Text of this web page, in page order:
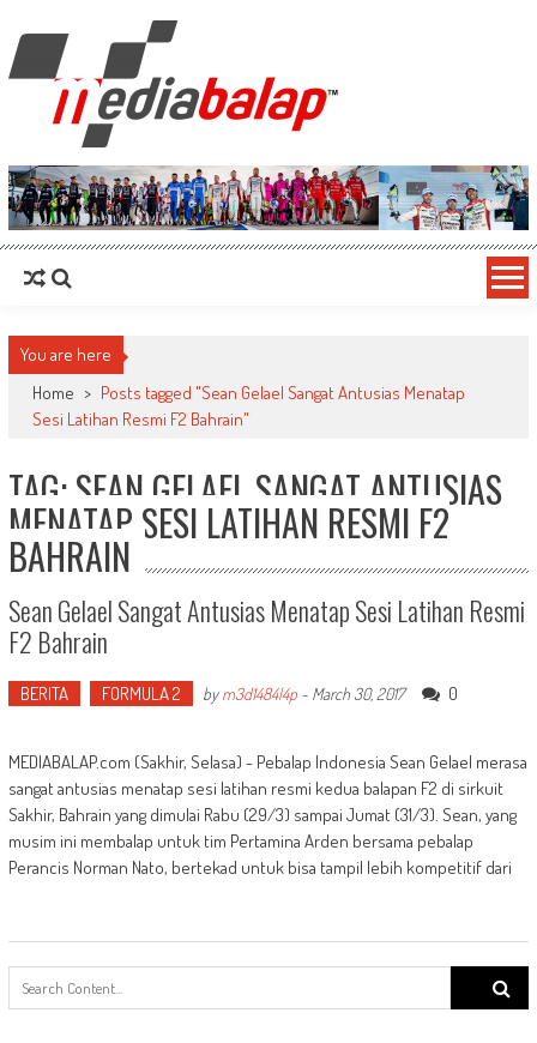
MediaBalap.com | Informasi Balap
Terupdate
Seputar MotoGP GP2 GP3 F2 F3 SERI ASIA LMP2 F1 dll
You are here
Home > Posts tagged "Sean Gelael Sangat Antusias Menatap
Sesi Latihan Resmi F2 Bahrain"
TAG: SEAN GELAEL SANGAT ANTUSIAS
MENATAP SESI LATIHAN RESMI F2
BAHRAIN
Sean Gelael Sangat Antusias Menatap Sesi Latihan Resmi
F2 Bahrain
BERITA FORMULA 2 bym3d1484l4p- March 30, 2017 0
MEDIABALAP.com (Sakhir, Selasa) - Pebalap Indonesia Sean Gelael merasa
sangat antusias menatap sesi latihan resmi kedua balapan F2 di sirkuit
Sakhir, Bahrain yang dimulai Rabu (29/3) sampai Jumat (31/3). Sean, yang
musim ini membalap untuk tim Pertamina Arden bersama pebalap
Perancis Norman Nato, bertekad untuk bisa tampil lebih kompetitif dari
Search